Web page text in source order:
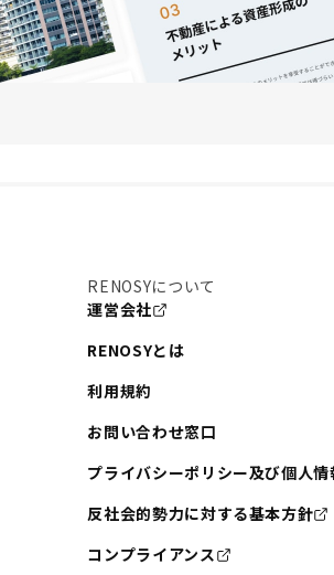
RENOSYについて
運営会社
RENOSYとは
利用規約
お問い合わせ窓口
プライバシーポリシー及び個人
反社会的勢力に対する基本方針
コンプライアンス